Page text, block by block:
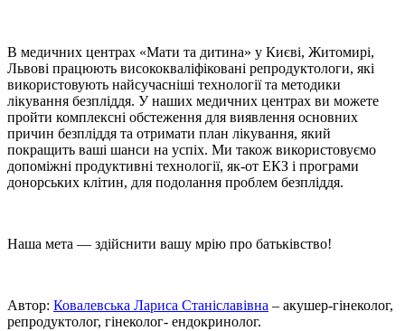
В медичних центрах «Мати та дитина» у Києві, Житомирі,
Львові працюють висококваліфіковані репродуктологи, які
використовують найсучасніші технології та методики
лікування безпліддя. У наших медичних центрах ви можете
пройти комплексні обстеження для виявлення основних
причин безпліддя та отримати план лікування, який
покращить ваші шанси на успіх. Ми також використовуємо
допоміжні продуктивні технології, як-от ЕКЗ і програми
донорських клітин, для подолання проблем безпліддя.
Наша мета — здійснити вашу мрію про батьківство!
Автор: Ковалевська Лариса Станіславівна – акушер-гінеколог,
репродуктолог, гінеколог- ендокринолог.